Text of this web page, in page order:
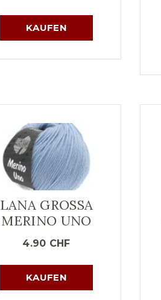
KAUFEN
LANA GROSSA
MERINO UNO
4.90 CHF
KAUFEN